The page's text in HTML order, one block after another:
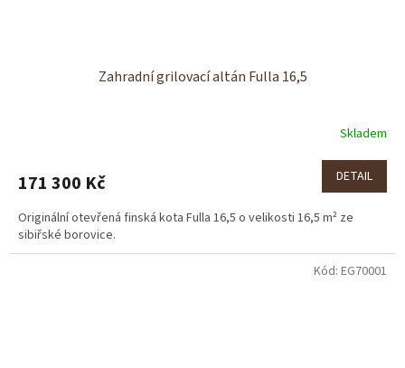
Zahradní grilovací altán Fulla 16,5
Skladem
171 300 Kč DETAIL
Originální otevřená finská kota Fulla 16,5 o velikosti 16,5 m² ze
sibiřské borovice.
Kód: EG70001